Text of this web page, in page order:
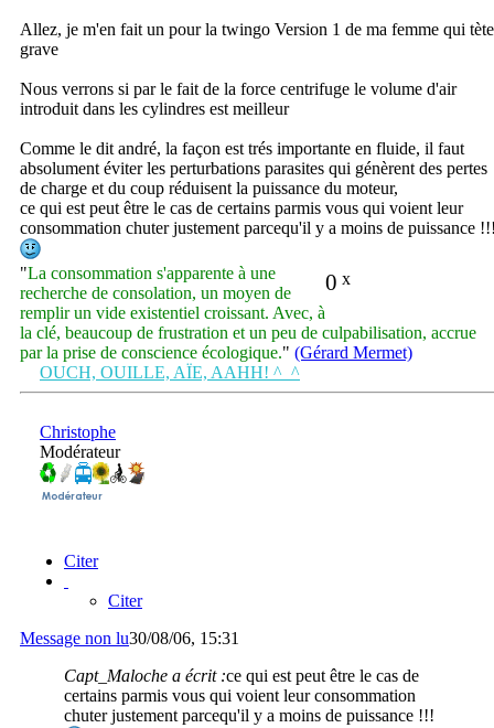
Allez, je m'en fait un pour la twingo Version 1 de ma femme qui tète
grave
Nous verrons si par le fait de la force centrifuge le volume d'air
introduit dans les cylindres est meilleur
Comme le dit andré, la façon est trés importante en fluide, il faut
absolument éviter les perturbations parasites qui génèrent des pertes
de charge et du coup réduisent la puissance du moteur,
ce qui est peut être le cas de certains parmis vous qui voient leur
consommation chuter justement parcequ'il y a moins de puissance
0 x
"La consommation s'apparente à une
recherche de consolation, un moyen de
remplir un vide existentiel croissant. Avec, à
la clé, beaucoup de frustration et un peu de culpabilisation, accrue
par la prise de conscience écologique." (Gérard Mermet)
OUCH, OUILLE, AÏE, AAHH! ^_^
Christophe
Modérateur
Citer
Citer
Message non lu30/08/06, 15:31
Capt_Maloche a écrit :ce qui est peut être le cas de
certains parmis vous qui voient leur consommation
chuter justement parcequ'il y a moins de puissance !!!